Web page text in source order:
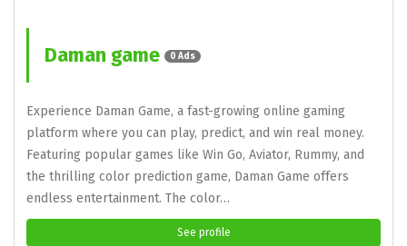
Daman game 0 Ads
Experience Daman Game, a fast-growing online gaming
platform where you can play, predict, and win real money.
Featuring popular games like Win Go, Aviator, Rummy, and
the thrilling color prediction game, Daman Game offers
endless entertainment. The color…
See profile